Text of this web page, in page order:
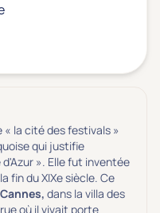
« la cité des festivals »
qui justifie
». Elle fut inventée
fin du XIXe siècle. Ce
Cannes, dans la villa des
où il vivait porte